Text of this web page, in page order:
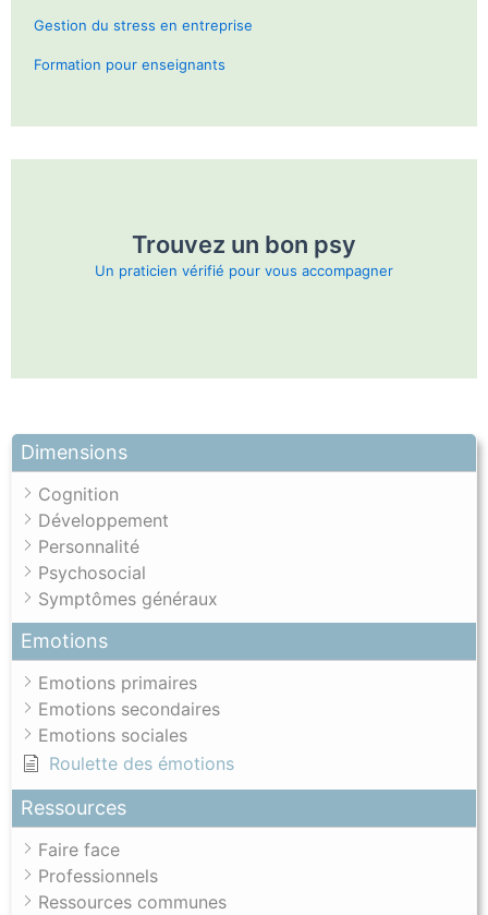
Dimensions
Cognition
Développement
Personnalité
Psychosocial
Symptômes généraux
Emotions
Emotions primaires
Emotions secondaires
Emotions sociales
Roulette des émotions
Ressources
Faire face
Professionnels
Ressources communes
Gestion du stress en entreprise
Formation pour enseignants
Trouvez un bon psy
Un praticien vérifié pour vous accompagner